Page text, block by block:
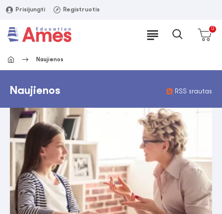
Prisijungti Registruotis
0
Naujienos
Naujienos RSS srautas